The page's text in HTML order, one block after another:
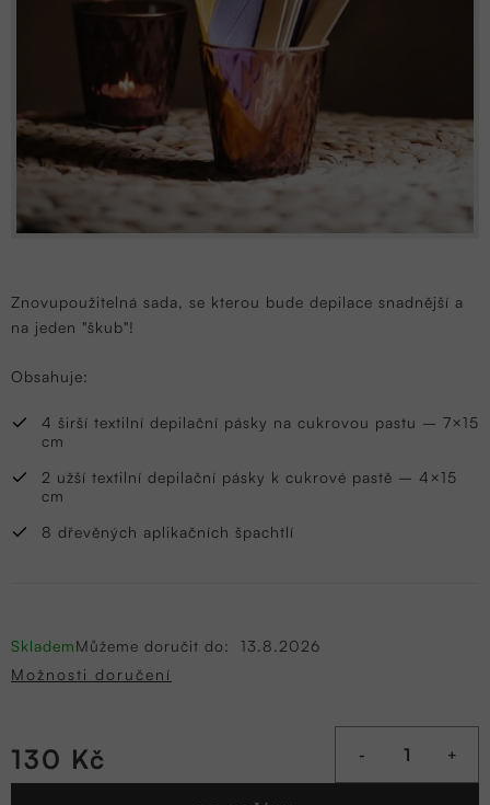
Znovupoužitelná sada, se kterou bude depilace snadnější a
na jeden "škub"!
Obsahuje:
4 širší textilní depilační pásky na cukrovou pastu – 7×15
cm
2 užší textilní depilační pásky k cukrové pastě – 4×15
cm
8 dřevěných aplikačních špachtlí
SklademMůžeme doručit do:
13.8.2026
Možnosti doručení
130 Kč
Měrná